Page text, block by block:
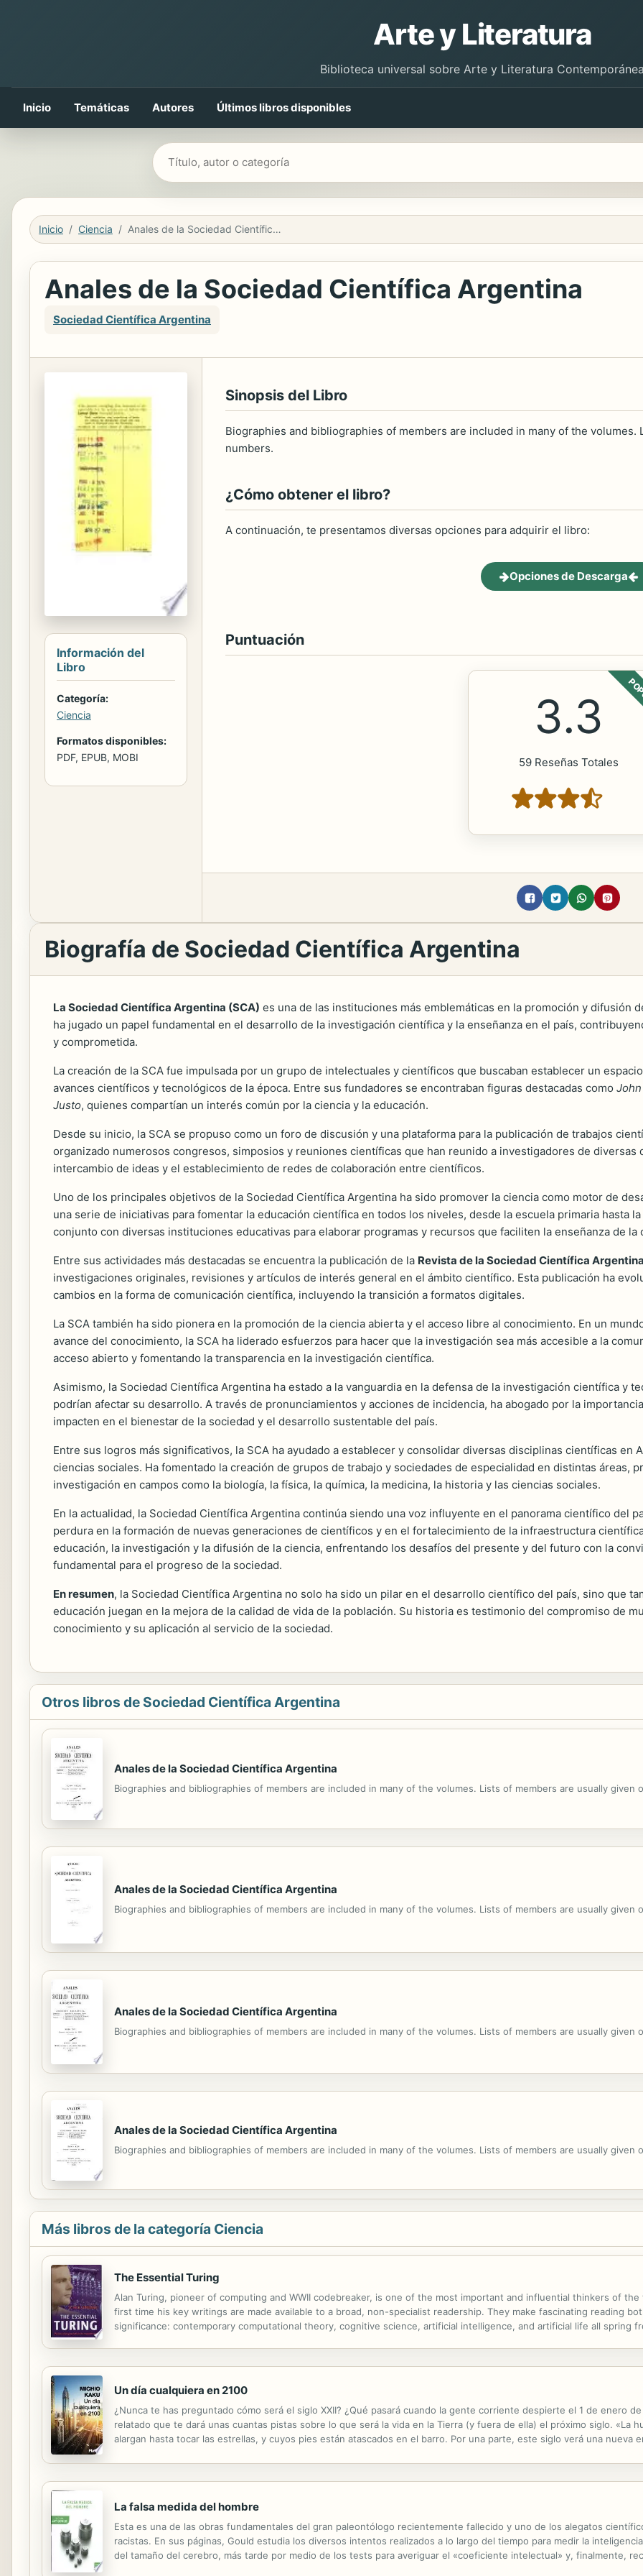
Arte y Literatura
Biblioteca universal sobre Arte y Literatura
Inicio Temáticas Autores Últimos libros disponibles
Buscar libros
Inicio Ciencia Anales de la Sociedad Científica Argentina
Anales de la Sociedad Científica Argentina
Sociedad Científica Argentina
Información del
Libro
Categoría:
Ciencia
Formatos disponibles:
PDF, EPUB, MOBI
Sinopsis del Libro
Biographies and bibliographies of members are included in many of the
numbers.
¿Cómo obtener el libro?
A continuación, te presentamos diversas opciones para adquirir el libro:
Opciones de Descarga
Puntuación
3.3
59 Reseñas Totales
Biografía de Sociedad Científica Argentina
La Sociedad Científica Argentina (SCA) es una de las instituciones más emblemáticas en la promoción y difusión
ha jugado un papel fundamental en el desarrollo de la investigación científica y la enseñanza en el país,
y comprometida.
La creación de la SCA fue impulsada por un grupo de intelectuales y científicos que buscaban establecer un
avances científicos y tecnológicos de la época. Entre sus fundadores se encontraban figuras destacadas como
Justo, quienes compartían un interés común por la ciencia y la educación.
Desde su inicio, la SCA se propuso como un foro de discusión y una plataforma para la publicación de trabajos
organizado numerosos congresos, simposios y reuniones científicas que han reunido a investigadores de
intercambio de ideas y el establecimiento de redes de colaboración entre científicos.
Uno de los principales objetivos de la Sociedad Científica Argentina ha sido promover la ciencia como motor de
una serie de iniciativas para fomentar la educación científica en todos los niveles, desde la escuela primaria hasta
conjunto con diversas instituciones educativas para elaborar programas y recursos que faciliten la enseñanza de la
Entre sus actividades más destacadas se encuentra la publicación de la Revista de la Sociedad Científica
investigaciones originales, revisiones y artículos de interés general en el ámbito científico. Esta publicación ha
cambios en la forma de comunicación científica, incluyendo la transición a formatos digitales.
La SCA también ha sido pionera en la promoción de la ciencia abierta y el acceso libre al conocimiento. En un
avance del conocimiento, la SCA ha liderado esfuerzos para hacer que la investigación sea más accesible a la
acceso abierto y fomentando la transparencia en la investigación científica.
Asimismo, la Sociedad Científica Argentina ha estado a la vanguardia en la defensa de la investigación científica y
podrían afectar su desarrollo. A través de pronunciamientos y acciones de incidencia, ha abogado por la
impacten en el bienestar de la sociedad y el desarrollo sustentable del país.
Entre sus logros más significativos, la SCA ha ayudado a establecer y consolidar diversas disciplinas científicas en
ciencias sociales. Ha fomentado la creación de grupos de trabajo y sociedades de especialidad en distintas áreas,
investigación en campos como la biología, la física, la química, la medicina, la historia y las ciencias sociales.
En la actualidad, la Sociedad Científica Argentina continúa siendo una voz influyente en el panorama científico del
perdura en la formación de nuevas generaciones de científicos y en el fortalecimiento de la infraestructura
educación, la investigación y la difusión de la ciencia, enfrentando los desafíos del presente y del futuro con la
fundamental para el progreso de la sociedad.
En resumen, la Sociedad Científica Argentina no solo ha sido un pilar en el desarrollo científico del país, sino que
educación juegan en la mejora de la calidad de vida de la población. Su historia es testimonio del compromiso de
conocimiento y su aplicación al servicio de la sociedad.
Otros libros de Sociedad Científica Argentina
Anales de la Sociedad Científica Argentina
Biographies and bibliographies of members are included in many of the volumes. Lists of members are usually given
Anales de la Sociedad Científica Argentina
Biographies and bibliographies of members are included in many of the volumes. Lists of members are usually given
Anales de la Sociedad Científica Argentina
Biographies and bibliographies of members are included in many of the volumes. Lists of members are usually given
Anales de la Sociedad Científica Argentina
Biographies and bibliographies of members are included in many of the volumes. Lists of members are usually given
Más libros de la categoría Ciencia
The Essential Turing
Alan Turing, pioneer of computing and WWII codebreaker, is one of the most important and influential thinkers of
first time his key writings are made available to a broad, non-specialist readership. They make fascinating reading
significance: contemporary computational theory, cognitive science, artificial intelligence, and artificial life all spring
Un día cualquiera en 2100
¿Nunca te has preguntado cómo será el siglo XXII? ¿Qué pasará cuando la gente corriente despierte el 1 de enero
relatado que te dará unas cuantas pistas sobre lo que será la vida en la Tierra (y fuera de ella) el próximo siglo. «La
alargan hasta tocar las estrellas, y cuyos pies están atascados en el barro. Por una parte, este siglo verá una nueva
La falsa medida del hombre
Esta es una de las obras fundamentales del gran paleontólogo recientemente fallecido y uno de los alegatos
racistas. En sus páginas, Gould estudia los diversos intentos realizados a lo largo del tiempo para medir la
del tamaño del cerebro, más tarde por medio de los tests para averiguar el «coeficiente intelectual» y, finalmente,